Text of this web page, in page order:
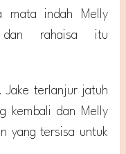
mata indah Melly
dan rahaisa itu
Jake terlanjur jatuh
kembali dan Melly
yang tersisa untuk